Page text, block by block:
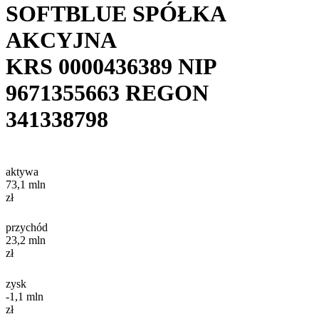
SOFTBLUE SPÓŁKA
AKCYJNA
KRS 0000436389 NIP
9671355663 REGON
341338798
aktywa
73,1 mln
zł
przychód
23,2 mln
zł
zysk
-1,1 mln
zł